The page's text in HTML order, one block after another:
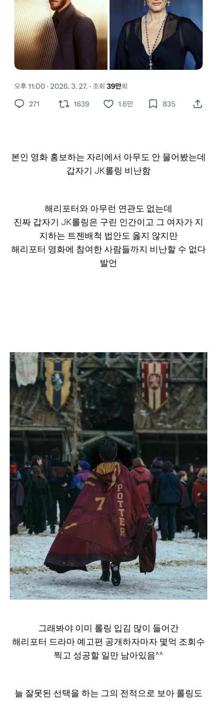
본인 영화 홍보하는 자리에서 아무도 안 물어봤는데
갑자기 JK롤링 비난함
해리포터와 아무런 연관도 없는데
진짜 갑자기 JK롤링은 구린 인간이고 그 여자가 지
지하는 트젠배척 법안도 옳지 않지만
해리포터 영화에 참여한 사람들까지 비난할 수 없다
발언
그래봐야 이미 롤링 입김 많이 들어간
해리포터 드라마 예고편 공개하자마자 몇억 조회수
찍고 성공할 일만 남아있음^^
늘 잘못된 선택을 하는 그의 전적으로 보아 롤링도